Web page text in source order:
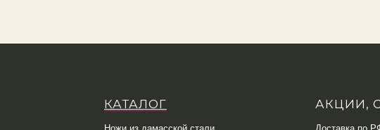
КАТАЛОГ
Ножи из дамасской стали
АКЦИИ,
Доставка по